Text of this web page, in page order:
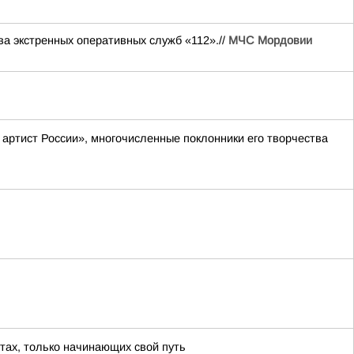
оперативных служб «112».// МЧС Мордовии
России», многочисленные поклонники его творчества
только начинающих свой путь